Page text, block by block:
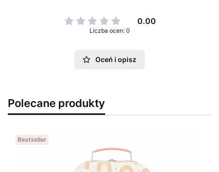
0.00
Liczba ocen: 0
Oceń i opisz
Polecane produkty
Bestseller